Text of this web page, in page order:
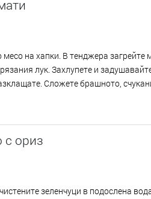
на хапки. В тенджера загрейте
лук. Захлупете и
Сложете брашното,
с ориз
зеленчуци в подослена